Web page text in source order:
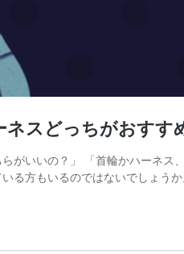
ネスどっちがおすす
らがいいの？」 「首輪かハーネ
る方もいるのではないでしょう